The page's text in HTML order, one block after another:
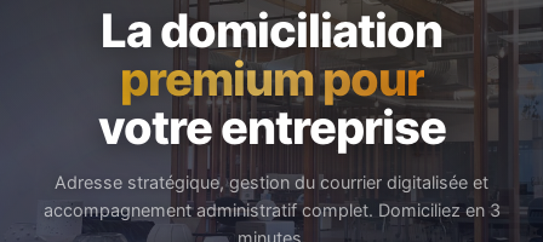
La domiciliation
premium pour
votre entreprise
Adresse stratégique, gestion du courrier digitalisée et
accompagnement administratif complet. Domiciliez en 3
minutes.